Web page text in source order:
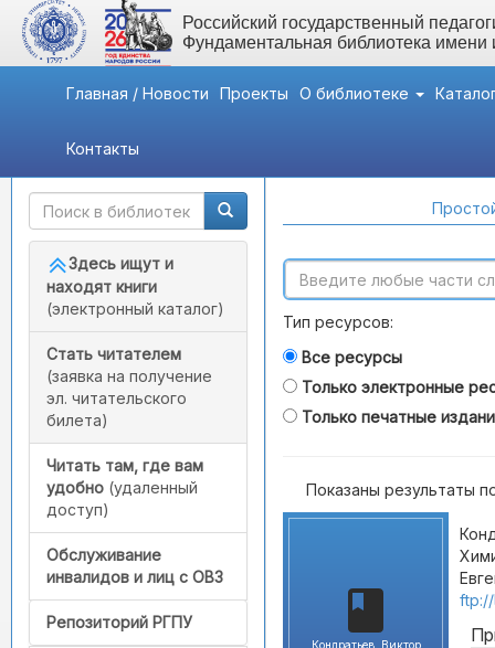
Российский государственный
Фундаментальная библиотека
Главная / Новости Проекты О библиотеке
Контакты
Быстрый доступ
Здесь ищут и
находят книги
(электронный каталог)
Стать читателем
(заявка на получение
эл. читательского
билета)
Читать там, где вам
удобно (удаленный
доступ)
Обслуживание
инвалидов и лиц с ОВЗ
Репозиторий РГПУ
Тип ресурсов:
Все ресурсы
Только электронные
Только печатные
Показаны результаты
Кондратьев, Виктор